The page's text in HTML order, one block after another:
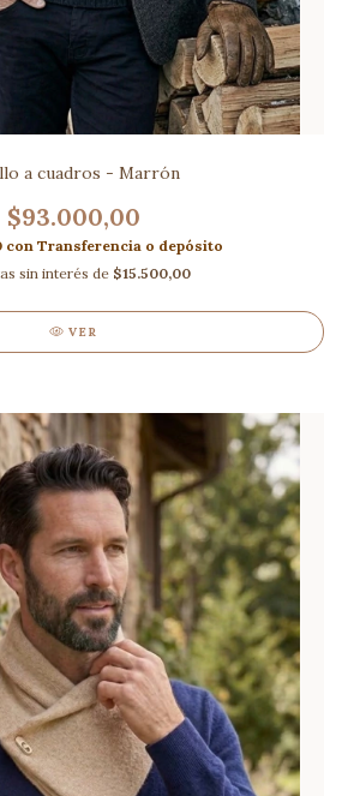
a cuadros - Marrón
$93.000,00
con Transferencia o depósito
sin interés de $15.500,00
VER